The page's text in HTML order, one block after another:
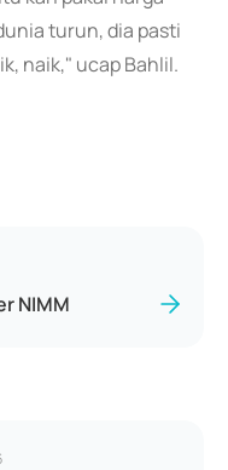
turun, dia pasti
naik," ucap Bahlil.
NIMM